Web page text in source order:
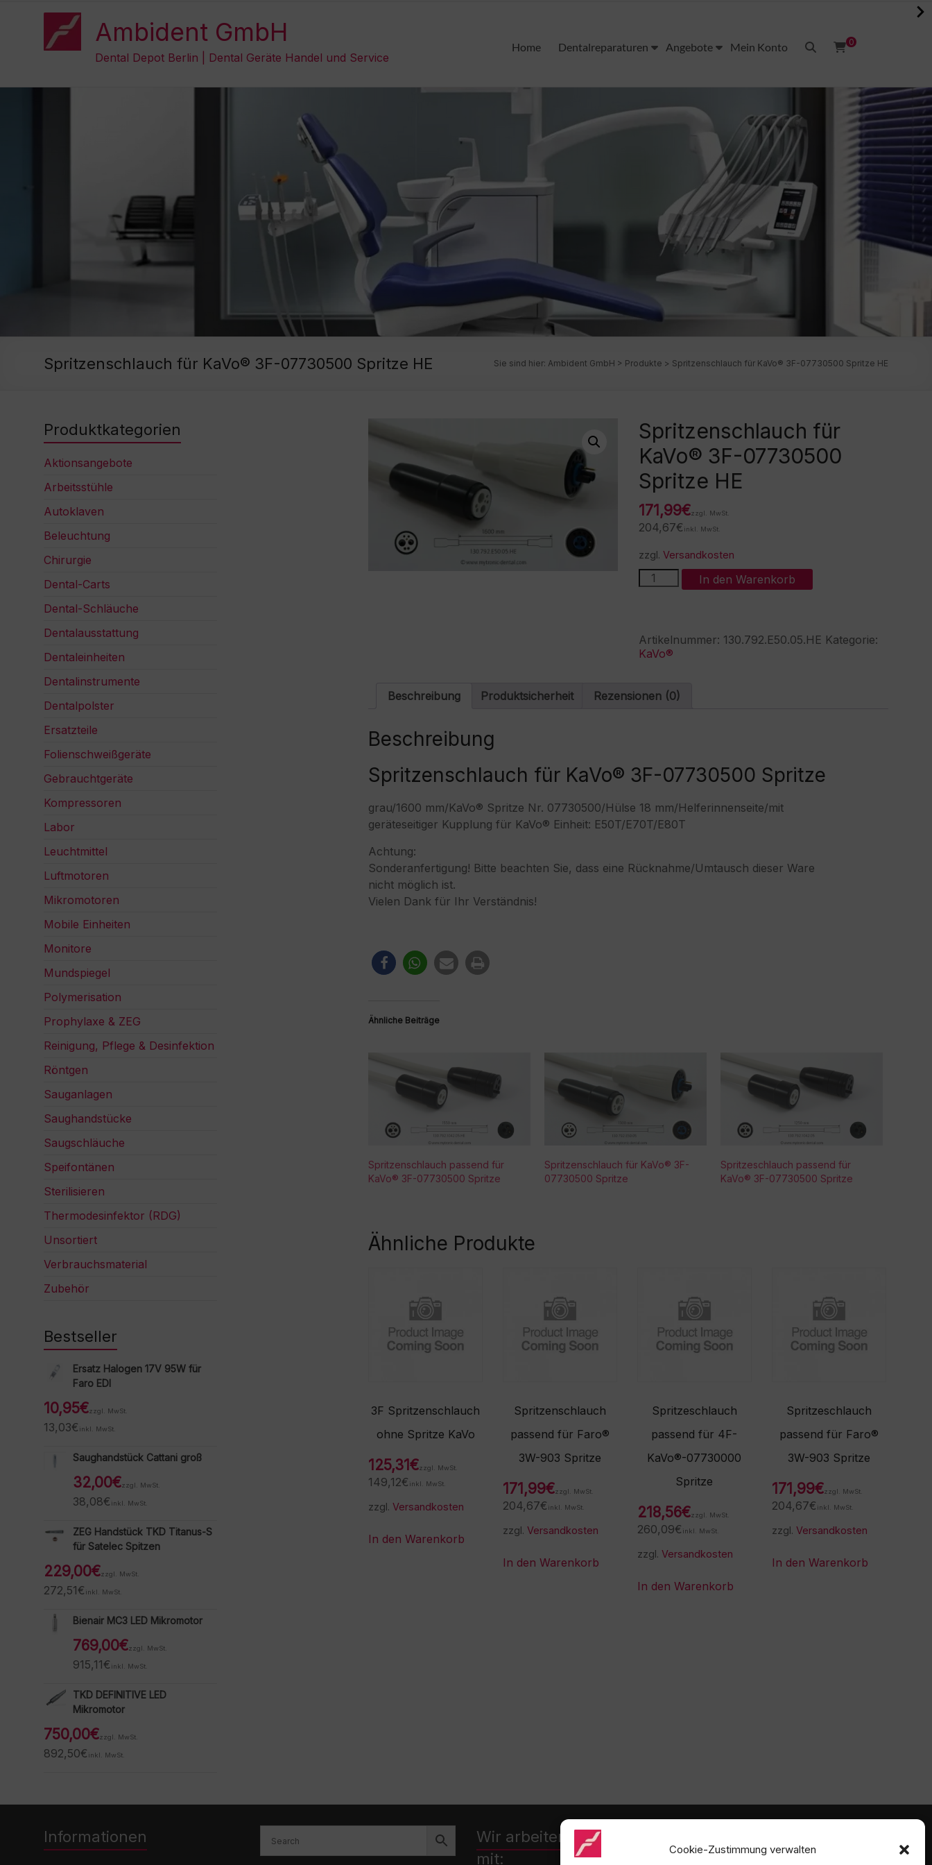
Cookie-Zustimmung verwalten
Ambident GmbH
Dental Depot Berlin | Dental Geräte Handel und Service
0
Home Dentalreparaturen Angebote Mein Konto
Spritzenschlauch für KaVo® 3F-07730500 Spritze HE Sie sind hier: Ambident GmbH > Produkte > Spritzenschlauch für KaVo® 3F-07730500 Spritze HE
Spritzenschlauch für
KaVo® 3F-07730500
Spritze HE
171,99€zzgl. MwSt.
204,67€ inkl. MwSt.
zzgl. Versandkosten
Spritzenschlauch
für
Spritze
HE
In den Warenkorb
n
Artikelnummer: 130.792.E50.05.HE Kategorie:
KaVo®
Beschreibung Produktsicherheit Rezensionen (0)
Beschreibung
Spritzenschlauch für KaVo® 3F-07730500 Spritze
grau/1600 mm/KaVo® Spritze Nr. 07730500/Hülse 18 mm/Helferinnenseite/mit
geräteseitiger Kupplung für KaVo® Einheit: E50T/E70T/E80T
Achtung:
Sonderanfertigung! Bitte beachten Sie, dass eine Rücknahme/Umtausch dieser Ware
nicht möglich ist.
Vielen Dank für Ihr Verständnis!
Ähnliche Beiträge
Spritzenschlauch passend für
KaVo® 3F-07730500 Spritze
Spritzenschlauch für KaVo® 3F-
07730500 Spritze
Spritzeschlauch passend für
KaVo® 3F-07730500 Spritze
Ähnliche Produkte
3F Spritzenschlauch
ohne Spritze KaVo
125,31€zzgl. MwSt.
149,12€ inkl. MwSt.
zzgl. Versandkosten
In den Warenkorb
Spritzenschlauch
passend für Faro®
3W-903 Spritze
171,99€zzgl. MwSt.
204,67€ inkl. MwSt.
zzgl. Versandkosten
In den Warenkorb
Spritzeschlauch
passend für 4F-
KaVo®-07730000
Spritze
218,56€zzgl. MwSt.
260,09€ inkl. MwSt.
zzgl. Versandkosten
In den Warenkorb
Spritzeschlauch
passend für Faro®
3W-903 Spritze
171,99€zzgl. MwSt.
204,67€ inkl. MwSt.
zzgl. Versandkosten
In den Warenkorb
Produktkategorien
Aktionsangebote
Arbeitsstühle
Autoklaven
Beleuchtung
Chirurgie
Dental-Carts
Dental-Schläuche
Dentalausstattung
Dentaleinheiten
Dentalinstrumente
Dentalpolster
Ersatzteile
Folienschweißgeräte
Gebrauchtgeräte
Kompressoren
Labor
Leuchtmittel
Luftmotoren
Mikromotoren
Mobile Einheiten
Monitore
Mundspiegel
Polymerisation
Prophylaxe & ZEG
Reinigung, Pflege & Desinfektion
Röntgen
Sauganlagen
Saughandstücke
Saugschläuche
Speifontänen
Sterilisieren
Thermodesinfektor (RDG)
Unsortiert
Verbrauchsmaterial
Zubehör
Bestseller
Ersatz Halogen 17V 95W für
Faro EDI
10,95€zzgl. MwSt.
13,03€ inkl. MwSt.
Saughandstück Cattani groß
32,00€zzgl. MwSt.
38,08€ inkl. MwSt.
ZEG Handstück TKD Titanus-S
für Satelec Spitzen
229,00€zzgl. MwSt.
272,51€ inkl. MwSt.
Bienair MC3 LED Mikromotor
769,00€zzgl. MwSt.
915,11€ inkl. MwSt.
TKD DEFINITIVE LED
Mikromotor
750,00€zzgl. MwSt.
892,50€ inkl. MwSt.
Informationen
Wir arbeiten zusammen
mit: